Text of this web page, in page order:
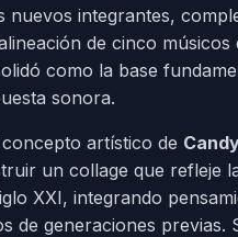
nuevos integrantes,
de cinco músicos
como la base
sonora.
concepto artístico de
un collage que refleje
XXI, integrando
de generaciones previas.